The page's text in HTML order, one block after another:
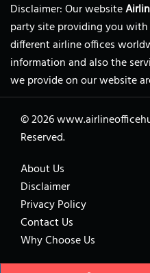
Disclaimer: Our website
party site providing you
different airline offices
information and also the
we provide on our website
© 2026
Reserved.
About Us
Disclaimer
Privacy Policy
Contact Us
Why Choose Us